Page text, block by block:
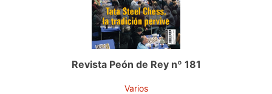
Revista Peón de Rey nº 181
Varios